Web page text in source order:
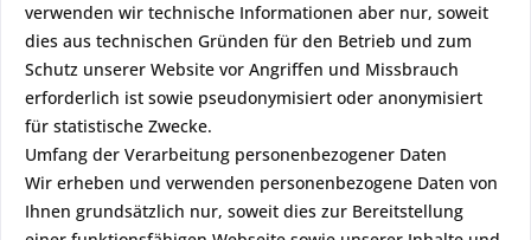
verwenden wir technische Informationen aber nur, soweit
dies aus technischen Gründen für den Betrieb und zum
Schutz unserer Website vor Angriffen und Missbrauch
erforderlich ist sowie pseudonymisiert oder anonymisiert
für statistische Zwecke.
Umfang der Verarbeitung personenbezogener Daten
Wir erheben und verwenden personenbezogene Daten von
Ihnen grundsätzlich nur, soweit dies zur Bereitstellung